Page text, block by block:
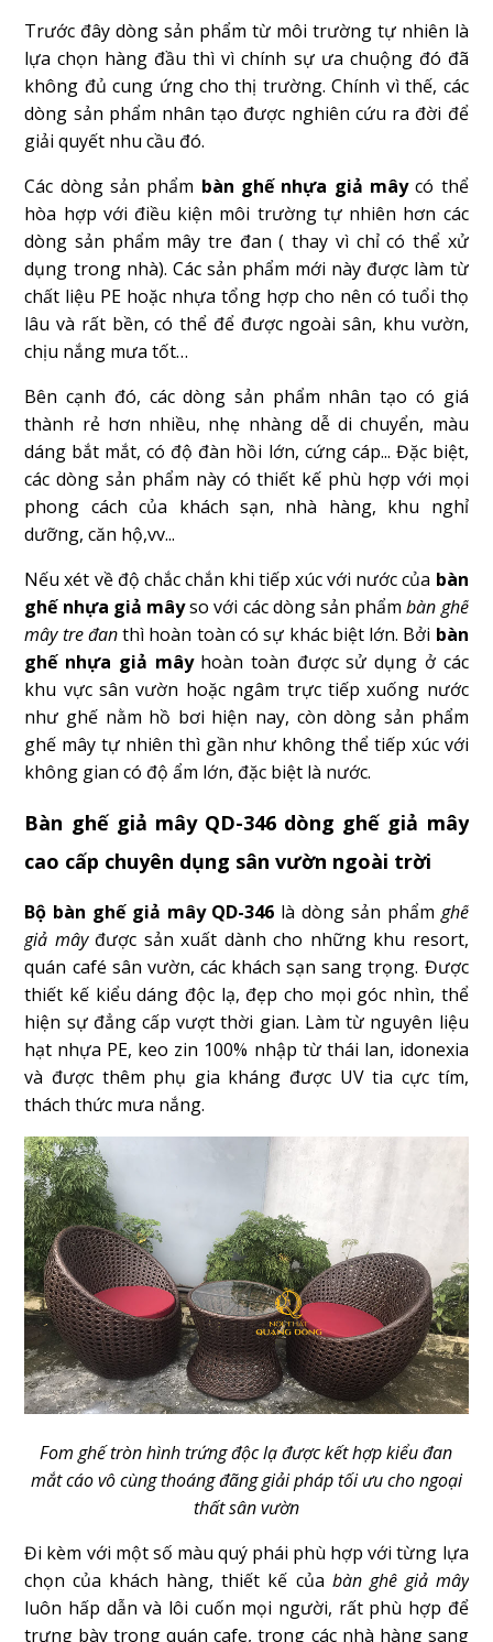
Trước đây dòng sản phẩm từ môi trường tự nhiên là
lựa chọn hàng đầu thì vì chính sự ưa chuộng đó đã
không đủ cung ứng cho thị trường. Chính vì thế, các
dòng sản phẩm nhân tạo được nghiên cứu ra đời để
giải quyết nhu cầu đó.
Các dòng sản phẩm bàn ghế nhựa giả mâycó thể
hòa hợp với điều kiện môi trường tự nhiên hơn các
dòng sản phẩm mây tre đan ( thay vì chỉ có thể xử
dụng trong nhà). Các sản phẩm mới này được làm từ
chất liệu PE hoặc nhựa tổng hợp cho nên có tuổi thọ
lâu và rất bền, có thể để được ngoài sân, khu vườn,
chịu nắng mưa tốt…
Bên cạnh đó, các dòng sản phẩm nhân tạo có giá
thành rẻ hơn nhiều, nhẹ nhàng dễ di chuyển, màu
dáng bắt mắt, có độ đàn hồi lớn, cứng cáp... Đặc biệt,
các dòng sản phẩm này có thiết kế phù hợp với mọi
phong cách của khách sạn, nhà hàng, khu nghỉ
dưỡng, căn hộ,vv...
Nếu xét về độ chắc chắn khi tiếp xúc với nước của bàn
ghế nhựa giả mâyso với các dòng sản phẩmbàn ghế
mây tre đanthì hoàn toàn có sự khác biệt lớn. Bởi bàn
ghế nhựa giả mâyhoàn toàn được sử dụng ở các
khu vực sân vườn hoặc ngâm trực tiếp xuống nước
như ghế nằm hồ bơi hiện nay, còn dòng sản phẩm
ghế mây tự nhiên thì gần như không thể tiếp xúc với
không gian có độ ẩm lớn, đặc biệt là nước.
Bàn ghế giả mây QD-346 dòng ghế giả mây
cao cấp chuyên dụng sân vườn ngoài trời
Bộ bàn ghế giả mây QD-346 là dòng sản phẩmghế
giả mâyđược sản xuất dành cho những khu resort,
quán café sân vườn, các khách sạn sang trọng. Được
thiết kế kiểu dáng độc lạ, đẹp cho mọi góc nhìn, thể
hiện sự đẳng cấp vượt thời gian. Làm từ nguyên liệu
hạt nhựa PE, keo zin 100% nhập từ thái lan, idonexia
và được thêm phụ gia kháng được UV tia cực tím,
thách thức mưa nắng.
Fom ghế tròn hình trứng độc lạ được kết hợp kiểu đan
mắt cáo vô cùng thoáng đãng giải pháp tối ưu cho ngoại
thất sân vườn
Đi kèm với một số màu quý phái phù hợp với từng lựa
chọn của khách hàng, thiết kế của bàn ghê giả mây
luôn hấp dẫn và lôi cuốn mọi người, rất phù hợp để
trưng bày trong quán cafe, trong các nhà hàng sang